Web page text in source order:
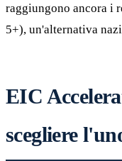
raggiungono ancora i
5+), un'alternativa
EIC
scegliere